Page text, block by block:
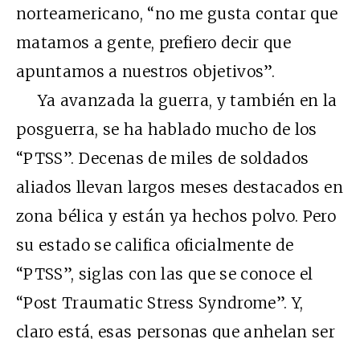
norteamericano, “no me gusta contar que
matamos a gente, prefiero decir que
apuntamos a nuestros objetivos”.
Ya avanzada la guerra, y también en la
posguerra, se ha hablado mucho de los
“PTSS”. Decenas de miles de soldados
aliados llevan largos meses destacados en
zona bélica y están ya hechos polvo. Pero
su estado se califica oficialmente de
“PTSS”, siglas con las que se conoce el
“Post Traumatic Stress Syndrome”. Y,
claro está, esas personas que anhelan ser